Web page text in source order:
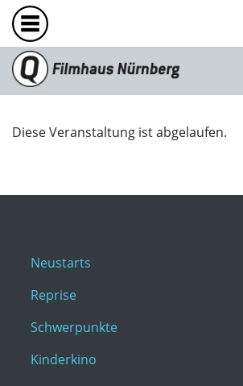
Diese Veranstaltung ist abgelaufen.
Neustarts
Reprise
Schwerpunkte
Kinderkino